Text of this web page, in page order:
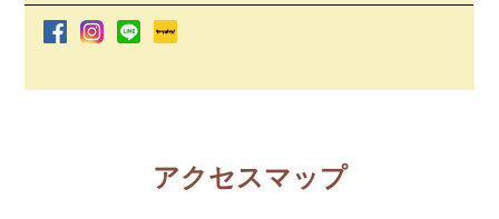
アクセスマップ